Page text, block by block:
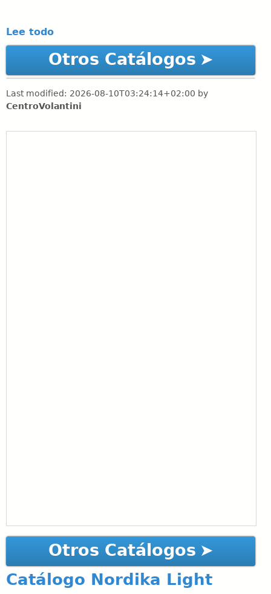
Lee todo
Otros Catálogos
Last modified: 2026-08-10T03:24:14+02:00 by
CentroVolantini
Otros Catálogos
Catálogo Nordika Light